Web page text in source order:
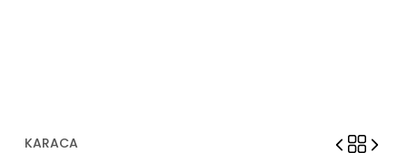
KARACA